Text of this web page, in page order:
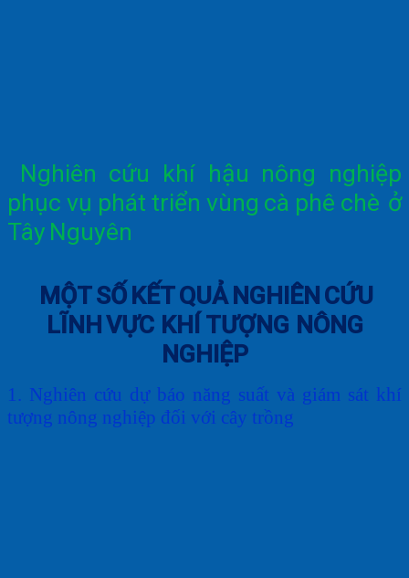
Nghiên cứu khí hậu nông nghiệp
phục vụ phát triển vùng cà phê chè ở
Tây Nguyên
MỘTSỐKẾTQUẢNGHIÊNCỨU
LĨNHVỰC KHÍ TƯỢNG NÔNG
NGHIỆP
1. Nghiên cứu dự báo năng suất và giám sát khí
tượng nông nghiệp đối với cây trồng